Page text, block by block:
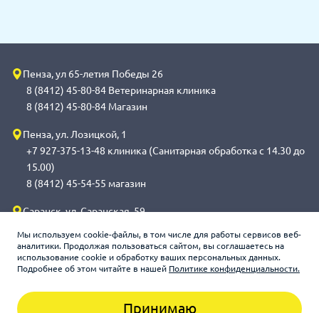
Мы используем cookie-файлы, в том числе для работы сервисов веб-
аналитики. Продолжая пользоваться сайтом, вы соглашаетесь на
использование cookie и обработку ваших персональных данных.
Подробнее об этом читайте в нашей Политике конфиденциальности.
Принимаю
Пенза, ул 65-летия Победы 26
8 (8412) 45-80-84 Ветеринарная клиника
8 (8412) 45-80-84 Магазин
Пенза, ул. Лозицкой, 1
+7 927-375-13-48 клиника (Санитарная обработка с 14.30 до
15.00)
8 (8412) 45-54-55 магазин
Саранск, ул. Саранская, 59
обработка с 14.00 до 14.30)
8 (8342) 272-275 магазин